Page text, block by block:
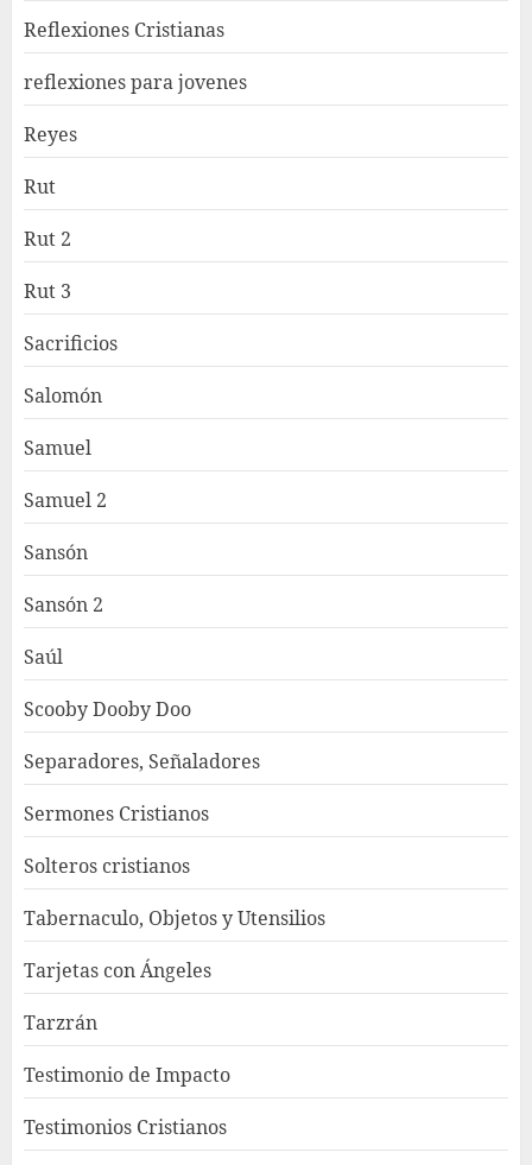
Reflexiones Cristianas
reflexiones para jovenes
Reyes
Rut
Rut 2
Rut 3
Sacrificios
Salomón
Samuel
Samuel 2
Sansón
Sansón 2
Saúl
Scooby Dooby Doo
Separadores, Señaladores
Sermones Cristianos
Solteros cristianos
Tabernaculo, Objetos y Utensilios
Tarjetas con Ángeles
Tarzrán
Testimonio de Impacto
Testimonios Cristianos